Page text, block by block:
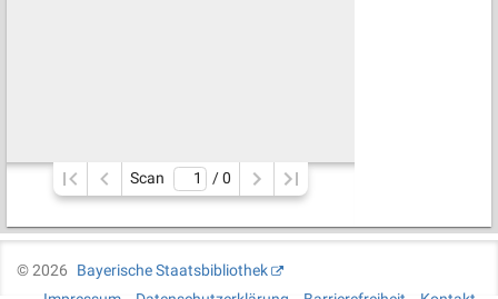
Scan / 0
©2026
Bayerische Staatsbibliothek